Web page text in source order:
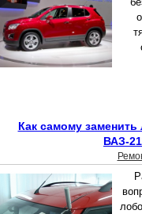
Как самому заменить
ВАЗ-